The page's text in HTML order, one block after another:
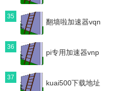
35
翻墙啦加速器vqn
36
pi专用加速器vnp
37
kuai500下载地址